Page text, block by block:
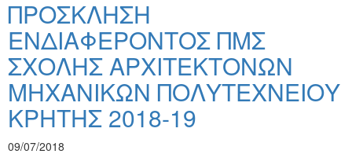
ΠΡΟΣΚΛΗΣΗ
ΕΝΔΙΑΦΕΡΟΝΤΟΣ ΠΜΣ
ΣΧΟΛΗΣ ΑΡΧΙΤΕΚΤΟΝΩΝ
ΜΗΧΑΝΙΚΩΝ ΠΟΛΥΤΕΧΝΕΙΟΥ
ΚΡΗΤΗΣ 2018-19
09/07/2018